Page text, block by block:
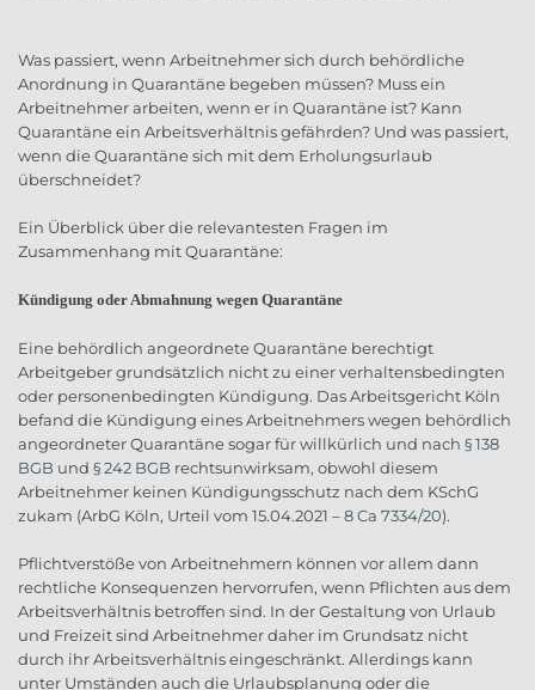
Was passiert, wenn Arbeitnehmer sich durch behördliche
Anordnung in Quarantäne begeben müssen? Muss ein
Arbeitnehmer arbeiten, wenn er in Quarantäne ist? Kann
Quarantäne ein Arbeitsverhältnis gefährden? Und was passiert,
wenn die Quarantäne sich mit dem Erholungsurlaub
überschneidet?
Ein Überblick über die relevantesten Fragen im
Zusammenhang mit Quarantäne:
Kündigung oder Abmahnung wegen Quarantäne
Eine behördlich angeordnete Quarantäne berechtigt
Arbeitgeber grundsätzlich nicht zu einer verhaltensbedingten
oder personenbedingten Kündigung. Das Arbeitsgericht Köln
befand die Kündigung eines Arbeitnehmers wegen behördlich
angeordneter Quarantäne sogar für willkürlich und nach § 138
BGB und § 242 BGB rechtsunwirksam, obwohl diesem
Arbeitnehmer keinen Kündigungsschutz nach dem KSchG
zukam (ArbG Köln, Urteil vom 15.04.2021 –8 Ca 7334/20).
Pflichtverstöße von Arbeitnehmern können vor allem dann
rechtliche Konsequenzen hervorrufen, wenn Pflichten aus dem
Arbeitsverhältnis betroffen sind. In der Gestaltung von Urlaub
und Freizeit sind Arbeitnehmer daher im Grundsatz nicht
durch ihr Arbeitsverhältnis eingeschränkt. Allerdings kann
unter Umständen auch die Urlaubsplanung oder die